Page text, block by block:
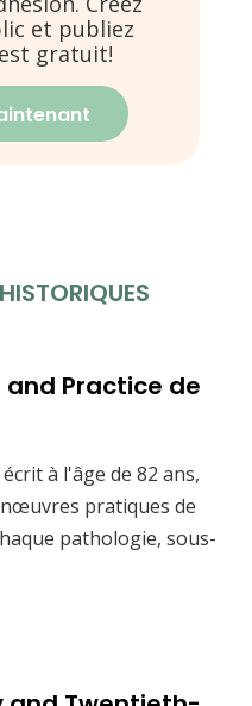
et publiez
gratuit!
Practice de
à l'âge de 82 ans,
pratiques de
pathologie, sous-